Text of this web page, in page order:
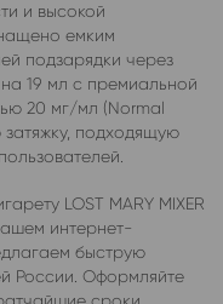
и высокой
емким
подзарядки через
19 мл с премиальной
20 мг/мл (Normal
подходящую
LOST MARY MIXER
интернет-
быструю
России. Оформляйте